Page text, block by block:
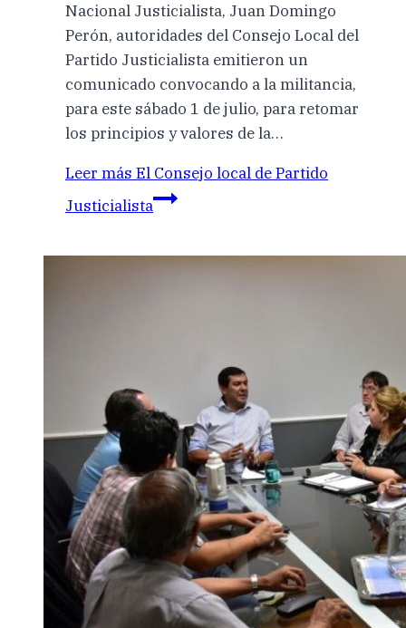
Nacional Justicialista, Juan Domingo
Perón, autoridades del Consejo Local del
Partido Justicialista emitieron un
comunicado convocando a la militancia,
para este sábado 1 de julio, para retomar
los principios y valores de la…
Leer más El Consejo local de Partido
Justicialista